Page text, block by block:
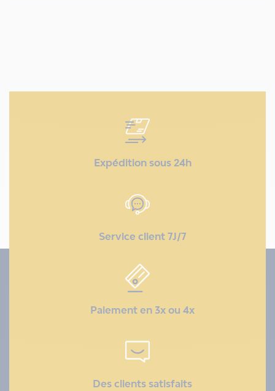
Expédition sous 24h
Service client 7J/7
Paiement en 3x ou 4x
Des clients satisfaits